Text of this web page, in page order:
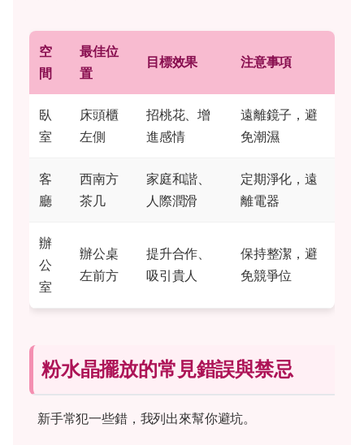
空
間
最佳位
置
目標效果 注意事項
臥
室
床頭櫃
左側
招桃花、增
進感情
遠離鏡子，避
免潮濕
客
廳
西南方
茶几
家庭和諧、
人際潤滑
定期淨化，遠
離電器
辦
公
室
辦公桌
左前方
提升合作、
吸引貴人
保持整潔，避
免競爭位
粉水晶擺放的常見錯誤與禁忌
新手常犯一些錯，我列出來幫你避坑。